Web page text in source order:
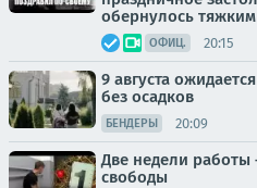
обернулось
ОФИЦ. 20:15
9 августа
без осадков
БЕНДЕРЫ 20:09
Две недели
свободы